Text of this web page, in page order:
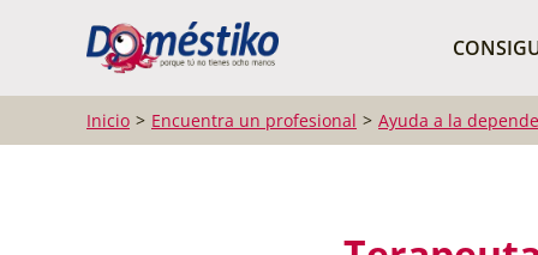
Inicio Encuentra un profesional Ayuda a la